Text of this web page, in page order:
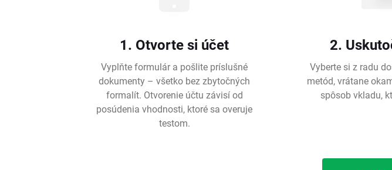
1. Otvorte si účet
Vyplňte formulár a pošlite príslušné
dokumenty – všetko bez zbytočných
formalít. Otvorenie účtu závisí od
posúdenia vhodnosti, ktoré sa overuje
testom.
2.
Vyberte si z radu
metód, vrátane
spôsob vkladu,